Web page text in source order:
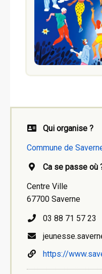
Qui organise ?
Commune de
Ca se passe où
Centre Ville
67700 Saverne
03 88 71 57 23
https://